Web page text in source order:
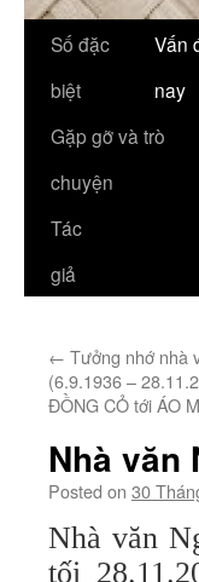
Số đặc
biệt
Vấn
nay
Gặp gỡ và trò
chuyện
Tác
giả
← Tưởng nhớ nhà
(6.9.1936 –
ĐỒNG CỎ tới ÁO
Nhà văn
Posted on 30
Nhà văn
tối